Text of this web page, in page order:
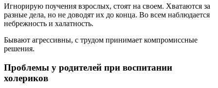
Игнорирую поучения взрослых, стоят на своем. Хватаются за
разные дела, но не доводят их до конца. Во всем наблюдается
небрежность и халатность.
Бывают агрессивны, с трудом принимает компромиссные
решения.
Проблемы у родителей при воспитании
холериков